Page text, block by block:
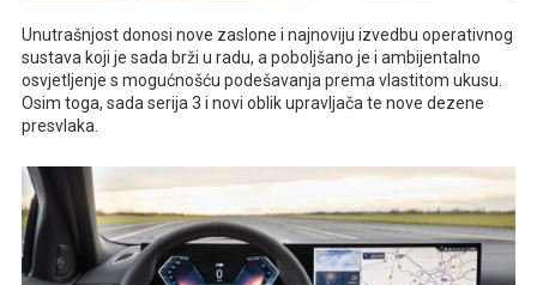
Unutrašnjost donosi nove zaslone i najnoviju izvedbu operativnog
sustava koji je sada brži u radu, a poboljšano je i ambijentalno
osvjetljenje s mogućnošću podešavanja prema vlastitom ukusu.
Osim toga, sada serija 3 i novi oblik upravljača te nove dezene
presvlaka.